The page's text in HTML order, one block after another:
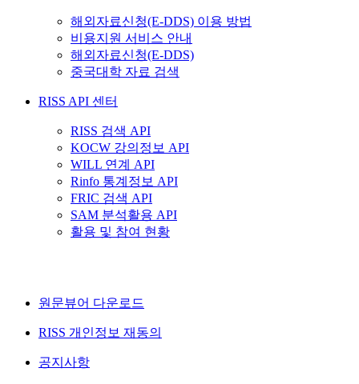
해외자료신청(E-DDS) 이용 방법
비용지원 서비스 안내
해외자료신청(E-DDS)
중국대학 자료 검색
RISS API 센터
RISS 검색 API
KOCW 강의정보 API
WILL 연계 API
Rinfo 통계정보 API
FRIC 검색 API
SAM 분석활용 API
활용 및 참여 현황
원문뷰어 다운로드
RISS 개인정보 재동의
공지사항